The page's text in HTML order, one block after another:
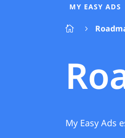
MY EASY ADS
 5
My Easy Ads